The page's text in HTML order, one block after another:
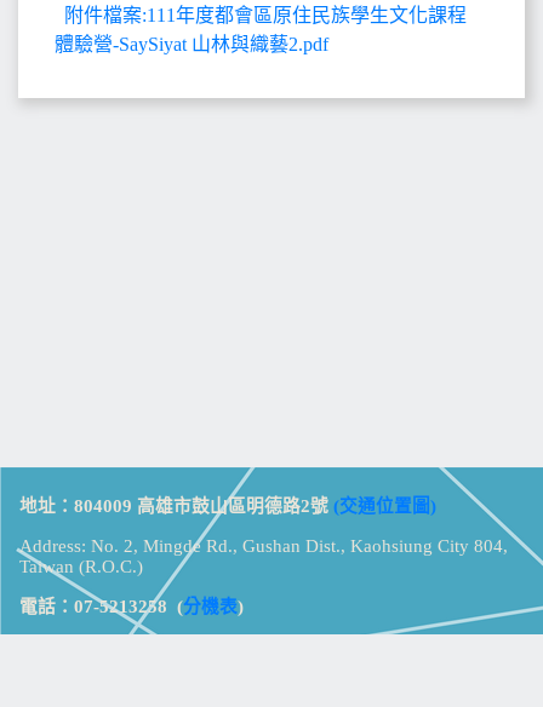
附件檔案:111年度都會區原住民族學生文化課程
體驗營-SaySiyat 山林與織藝2.pdf
地址：804009 高雄市鼓山區明德路2號 (交通位置圖)
Address: No. 2, Mingde Rd., Gushan Dist., Kaohsiung City 804,
Taiwan (R.O.C.)
電話：07-5213258 (分機表)